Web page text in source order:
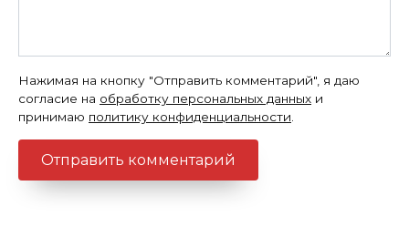
Нажимая на кнопку "Отправить комментарий", я даю
согласие на обработку персональных данных и
принимаю политику конфиденциальности